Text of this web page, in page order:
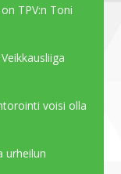
TPV:n Toni
voisi olla
urheilun